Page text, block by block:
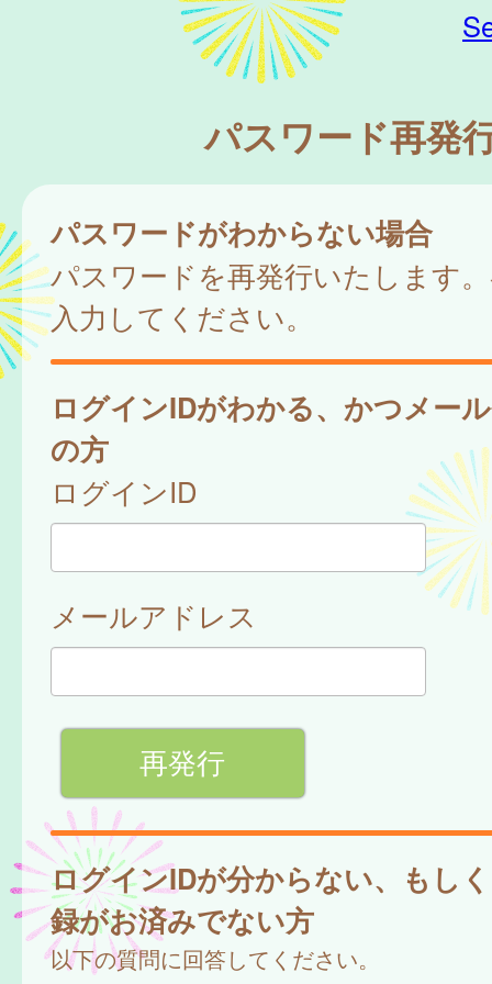
パスワード再発
パスワードがわからない場合
パスワードを再発行いたします
入力してください。
ログインIDがわかる、かつメー
の方
ログインID
メールアドレス
ログインIDが分からない、もし
録がお済みでない方
以下の質問に回答してください。